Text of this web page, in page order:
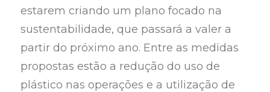
estarem criando um plano focado na
sustentabilidade, que passará a valer a
partir do próximo ano. Entre as medidas
propostas estão a redução do uso de
plástico nas operações e a utilização de